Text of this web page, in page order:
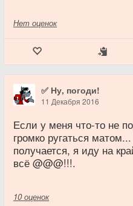
Нет оценок
✅ Ну, погоди!
11 Декабря 2016
Если у меня что-то не
громко ругаться
получается, я иду на
всё @@@!!!.
10 оценок